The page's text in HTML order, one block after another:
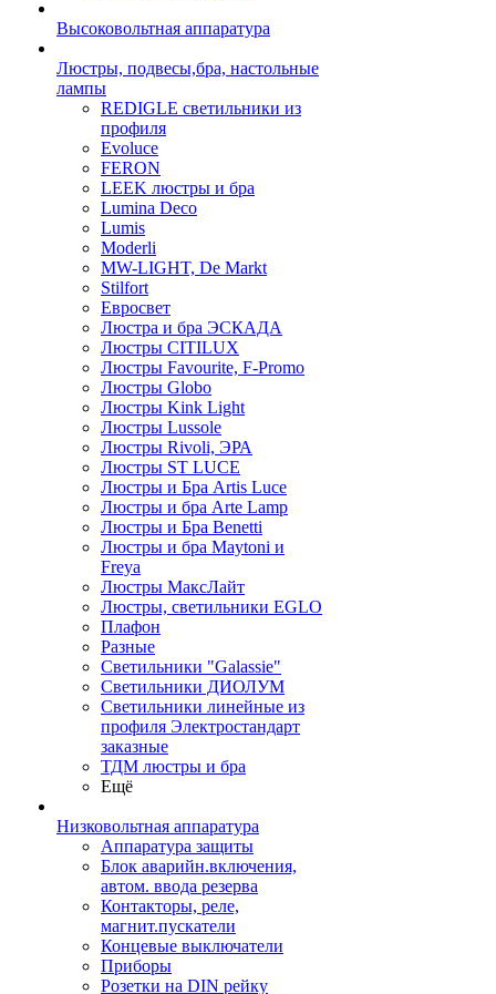
Высоковольтная аппаратура
Люстры, подвесы,бра, настольные
лампы
REDIGLE светильники из
профиля
Evoluce
FERON
LEEK люстры и бра
Lumina Deco
Lumis
Moderli
MW-LIGHT, De Markt
Stilfort
Евросвет
Люстра и бра ЭСКАДА
Люстры CITILUX
Люстры Favourite, F-Promo
Люстры Globo
Люстры Kink Light
Люстры Lussole
Люстры Rivoli, ЭРА
Люстры ST LUCE
Люстры и Бра Artis Luce
Люстры и бра Arte Lamp
Люстры и Бра Benetti
Люстры и бра Maytoni и
Freya
Люстры МаксЛайт
Люстры, светильники EGLO
Плафон
Разные
Светильники "Galassie"
Светильники ДИОЛУМ
Светильники линейные из
профиля Электростандарт
заказные
ТДМ люстры и бра
Ещё
Низковольтная аппаратура
Аппаратура защиты
Блок аварийн.включения,
автом. ввода резерва
Контакторы, реле,
магнит.пускатели
Концевые выключатели
Приборы
Розетки на DIN рейку